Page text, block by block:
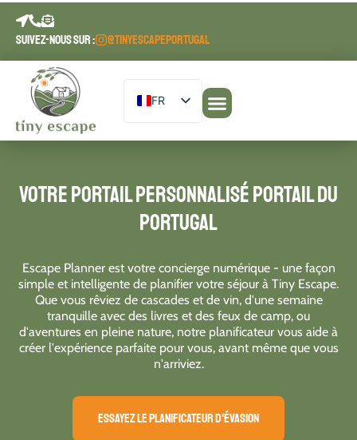
principal
SUIVEZ-NOUS SUR :
@TINYESCAPEPORTUGAL
FR
EN
ES
Votre portail personnalisé Portail du
Portugal
Escape Planner est votre concierge numérique - une façon
simple et intelligente de planifier votre séjour à Tiny Escape.
Que vous rêviez de cascades et de vin, d'une semaine
tranquille avec des livres et des feux de camp, ou
d'aventures en pleine nature, notre planificateur vous aide à
créer l'expérience parfaite pour vous, avant même que vous
n'arriviez.
Essayez le planificateur d'évasion